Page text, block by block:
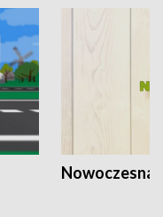
Nowoczesna